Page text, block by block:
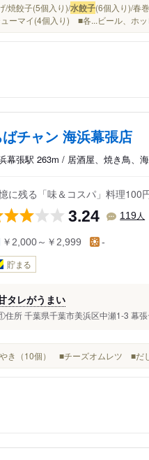
/焼餃子(5個入り)/水餃子(6個入り)/春
ーマイ(4個入り) ■各...ビール、ホッ
ばチャン 海浜幕張店
幕張駅 263m / 居酒屋、焼き鳥、
に残る「味＆コスパ」料理
3.24 119人
￥2,000～￥2,999 -
貯まる
タレがうまい
住所 千葉県千葉市美浜区中瀬1-3 幕
き（10個） ■チーズオムレツ ■だ